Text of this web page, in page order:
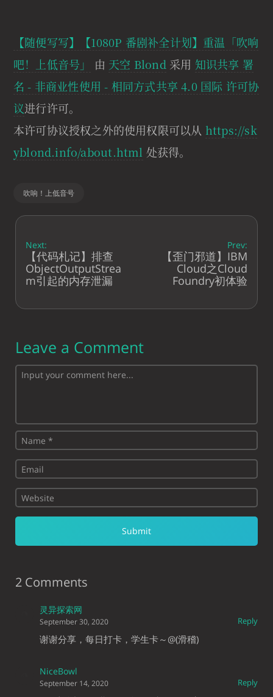
【随便写写】【1080P 番剧补全计划】重温「吹响
吧！上低音号」
由 天空 Blond 采用 知识共享 署
名 - 非商业性使用 - 相同方式共享 4.0 国际 许可协
议进行许可。
本许可协议授权之外的使用权限可以从 https://sk
yblond.info/about.html 处获得。
吹响！上低音号
Next:
【代码札记】排查
ObjectOutputStrea
m引起的内存泄漏
Prev:
【歪门邪道】IBM
Cloud之Cloud
Foundry初体验
Leave a Comment
2 Comments
灵异探索网
Reply
September 30, 2020
谢谢分享，每日打卡，学生卡～@(滑稽)
NiceBowl
Reply
September 14, 2020